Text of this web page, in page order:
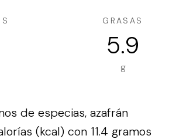
GRASAS
5.9
g
de especias, azafrán
(kcal) con 11.4 gramos